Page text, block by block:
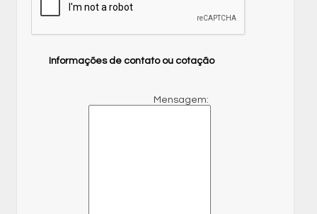
Informações de contato ou cotação
Mensagem: